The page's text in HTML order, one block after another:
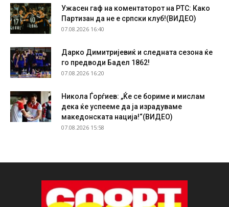
Ужасен гаф на коментаторот на РТС: Како
Партизан да не е српски клуб!(ВИДЕО)
07.08.2026 16:40
Дарко Димитријевиќ и следната сезона ќе
го предводи Бадел 1862!
07.08.2026 16:20
Никола Ѓорѓиев: „Ќе се бориме и мислам
дека ќе успееме да ја израдуваме
македонската нација!“(ВИДЕО)
07.08.2026 15:58